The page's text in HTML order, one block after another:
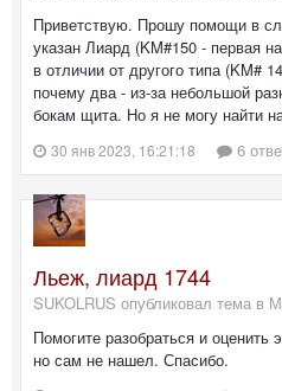
Приветствую. Прошу помощи в
указан Лиард (KM#150 - первая
в отличии от другого типа (KM#
почему два - из-за небольшой
бокам щита. Но я не могу найти
30 янв 2023, 16:21:18 6
Льеж, лиард 1744
SUKOLRUS опубликовал тема в
Помогите разобраться и оценить
но сам не нашел. Спасибо.